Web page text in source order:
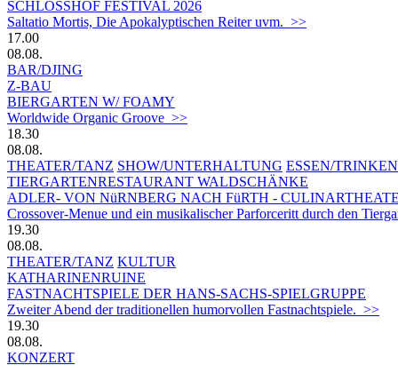
SCHLOSSHOF FESTIVAL 2026
Saltatio Mortis, Die Apokalyptischen Reiter uvm. >>
17.00
08.08.
BAR/DJING
Z-BAU
BIERGARTEN W/ FOAMY
Worldwide Organic Groove >>
18.30
08.08.
THEATER/TANZ SHOW/UNTERHALTUNG ESSEN/TRINKEN
TIERGARTEN­RESTAURANT WALDSCHÄNKE
ADLER- VON NüRNBERG NACH FüRTH -
Crossover-Menue und ein musikalischer Parforceritt durch den
19.30
08.08.
THEATER/TANZ KULTUR
KATHARINENRUINE
FASTNACHTSPIELE DER HANS-SACHS-SPIELGRUPPE
Zweiter Abend der traditionellen humorvollen Fastnachtspiele. >>
19.30
08.08.
KONZERT